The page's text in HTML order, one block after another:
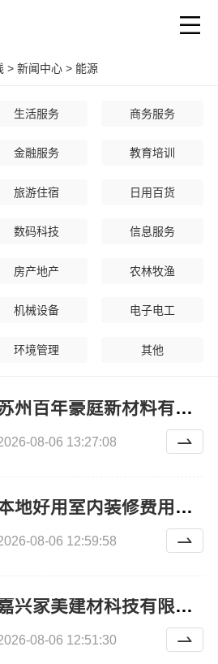
> 新闻中心 > 能源
生活服务 商务服务
金融服务 教育培训
旅游住宿 日用百货
数码科技 信息服务
房产地产 农林牧渔
机械设备 电子电工
环境管理 其他
苏州百年豪庭新材料有限公司-相城一站式拎包入住
08-06 13:27:08
本地好用室内装修费用预算：江西圣匠新型环保材料有限公司的透明报价
08-06 12:59:58
嘉兴家美建材科技有限公司平湖新房全屋装修方案
08-06 12:51:30